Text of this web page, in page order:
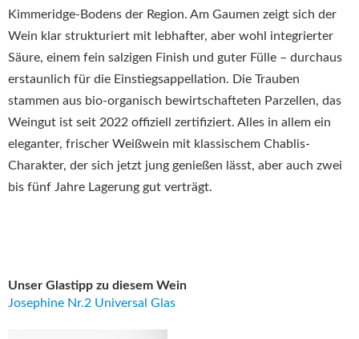
Kimmeridge-Bodens der Region. Am Gaumen zeigt sich der
Wein klar strukturiert mit lebhafter, aber wohl integrierter
Säure, einem fein salzigen Finish und guter Fülle – durchaus
erstaunlich für die Einstiegsappellation. Die Trauben
stammen aus bio-organisch bewirtschafteten Parzellen, das
Weingut ist seit 2022 offiziell zertifiziert. Alles in allem ein
eleganter, frischer Weißwein mit klassischem Chablis-
Charakter, der sich jetzt jung genießen lässt, aber auch zwei
bis fünf Jahre Lagerung gut verträgt.
Unser Glastipp zu diesem Wein
Josephine Nr.2 Universal Glas